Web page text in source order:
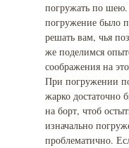
погружать по шею.
погружение было
решать вам, чья
же поделимся
соображения на
При погружении
жарко достаточно
на борт, чтоб
изначально
проблематично.